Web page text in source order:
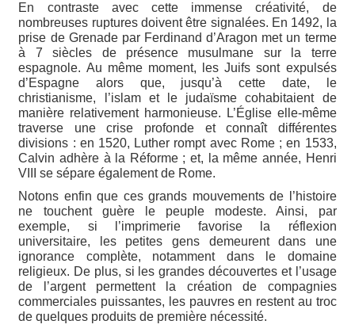
En contraste avec cette immense créativité, de
nombreuses ruptures doivent être signalées. En 1492, la
prise de Grenade par Ferdinand d’Aragon met un terme
à 7 siècles de présence musulmane sur la terre
espagnole. Au même moment, les Juifs sont expulsés
d’Espagne alors que, jusqu’à cette date, le
christianisme, l’islam et le judaïsme cohabitaient de
manière relativement harmonieuse. L’Église elle-même
traverse une crise profonde et connaît différentes
divisions : en 1520, Luther rompt avec Rome ; en 1533,
Calvin adhère à la Réforme ; et, la même année, Henri
VIII se sépare également de Rome.
Notons enfin que ces grands mouvements de l’histoire
ne touchent guère le peuple modeste. Ainsi, par
exemple, si l’imprimerie favorise la réflexion
universitaire, les petites gens demeurent dans une
ignorance complète, notamment dans le domaine
religieux. De plus, si les grandes découvertes et l’usage
de l’argent permettent la création de compagnies
commerciales puissantes, les pauvres en restent au troc
de quelques produits de première nécessité.